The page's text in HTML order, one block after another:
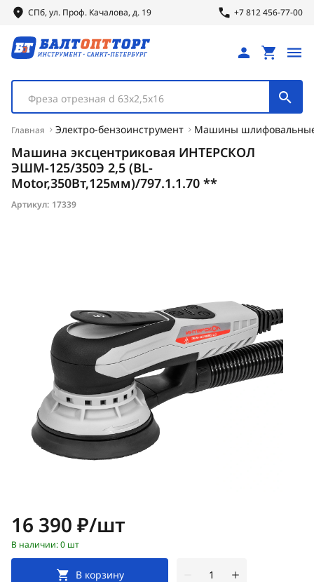
СПб, ул. Проф. Качалова, д. 19 +7 812 456-77-00
Фреза отрезная d 63х2,5х16
Главная Электро-бензоинструмент Машины
Машина эксцентриковая ИНТЕРСКОЛ
ЭШМ-125/350Э 2,5 (BL-
Motor,350Вт,125мм)/797.1.1.70 **
Артикул: 17339
Цена:
16 390 ₽/шт
В наличии: 0 шт
В корзину